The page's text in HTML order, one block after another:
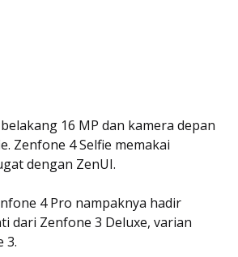
16 MP dan kamera depan
Zenfone 4 Selfie memakai
dengan ZenUI.
4 Pro nampaknya hadir
dari Zenfone 3 Deluxe, varian
3.